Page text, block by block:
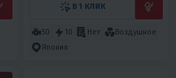
В 1 КЛИК
50 10 Нет
Воздушное
Япония